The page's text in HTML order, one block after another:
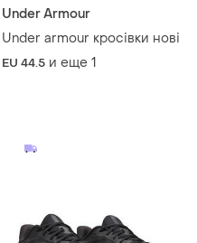
Under Armour
Under armour кросівки нові
EU 44.5 и еще 1